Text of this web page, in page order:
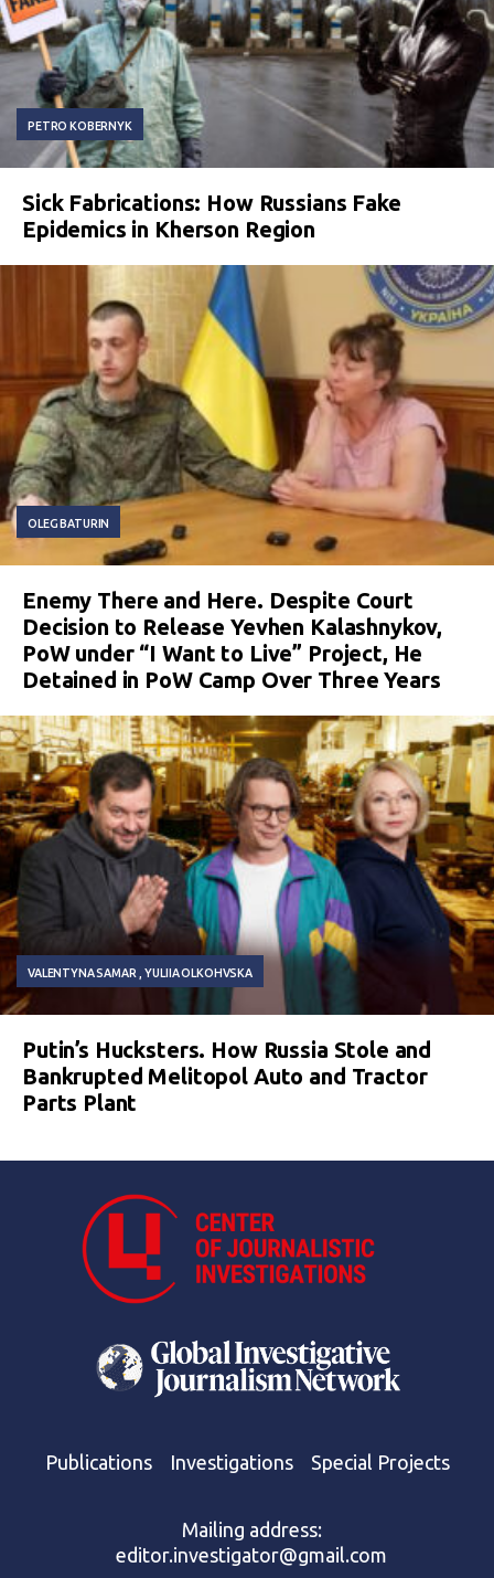
PETRO KOBERNYK
Sick Fabrications: How Russians Fake
Epidemics in Kherson Region
OLEG BATURIN
Enemy There and Here. Despite Court
Decision to Release Yevhen Kalashnykov,
PoW under “I Want to Live” Project, He
Detained in PoW Camp Over Three Years
VALENTYNA SAMAR YULIIA OLKOHVSKA
Putin’s Hucksters. How Russia Stole and
Bankrupted Melitopol Auto and Tractor
Parts Plant
Publications Investigations Special Projects
Mailing address:
editor.investigator@gmail.com